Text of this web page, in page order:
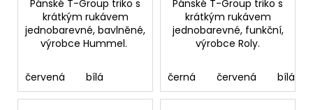
Pánské T-Group triko s
krátkým rukávem
jednobarevné, bavlněné,
výrobce Hummel.
červená bílá
Pánské T-Group triko s
krátkým rukávem
jednobarevné, funkční,
výrobce Roly.
černá červená bílá